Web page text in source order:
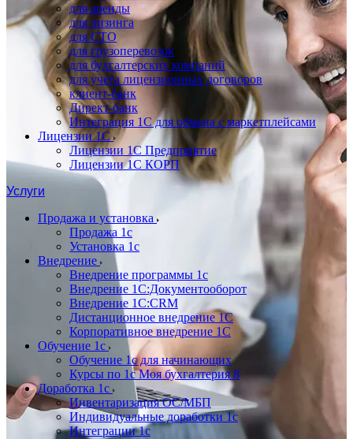
для аренды
для лизинга
для СТО
для грузоперевозок
для бухгалтерских компаний
для учета лицензионных договоров
клиент-банк
Директ-банк
Интеграция 1C для обмена с маркетплейсами
Лицензии 1С
Лицензии 1С Предприятие
Лицензии 1С КОРП
Услуги
Продажа и установка
Продажа 1с
Установка 1с
Внедрение
Внедрение программы 1с
Внедрение 1С:Документооборот
Внедрение 1С:CRM
Дистанционное внедрение 1С
Корпоративное внедрение 1С
Обучение 1с
Обучение 1с для начинающих
Курсы по 1с Моя бухгалтерия 8
Доработка 1с
Инвентаризация ОС/МБП
Индивидуальные доработки 1с
Интеграции 1с